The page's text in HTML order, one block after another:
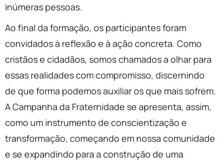
inúmeras pessoas.
Ao final da formação, os participantes foram
convidados à reflexão e à ação concreta. Como
cristãos e cidadãos, somos chamados a olhar para
essas realidades com compromisso, discernindo
de que forma podemos auxiliar os que mais sofrem.
A Campanha da Fraternidade se apresenta, assim,
como um instrumento de conscientização e
transformação, começando em nossa comunidade
e se expandindo para a construção de uma